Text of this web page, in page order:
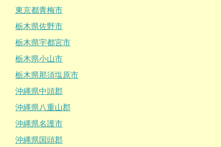
東京都青梅市
栃木県佐野市
栃木県宇都宮市
栃木県小山市
栃木県那須塩原市
沖縄県中頭郡
沖縄県八重山郡
沖縄県名護市
沖縄県国頭郡